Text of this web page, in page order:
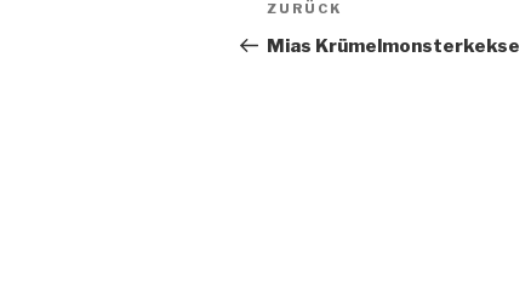
Vorheriger
Beitrag
ZURÜCK
Mias Krümelmonsterkekse